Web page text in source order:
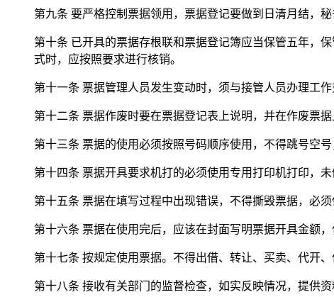
第九条 要严格控制票据领用，票据登记要做到日清月结，
第十条 已开具的票据存根联和票据登记簿应当保管五年，
式时，应按照要求进行核销。
第十一条 票据管理人员发生变动时，须与接管人员办理工
第十二条 票据作废时要在票据登记表上说明，并在作废票
第十三条 票据的使用必须按照号码顺序使用，不得跳号空号
第十四条 票据开具要求机打的必须使用专用打印机打印，
第十五条 票据在填写过程中出现错误，不得撕毁票据，必须
第十六条 票据在使用完后，应该在封面写明票据开具金额
第十七条 按规定使用票据。不得出借、转让、买卖、代开、
第十八条 接收有关部门的监督检查，如实反映情况，提供资